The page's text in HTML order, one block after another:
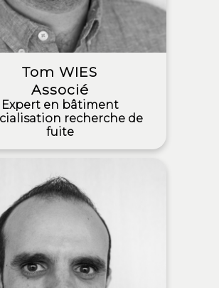
Tom WIES
Associé
Expert en bâtiment
recherche de
fuite